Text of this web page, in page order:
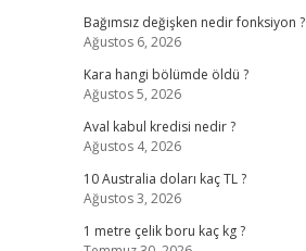
Bağımsız değişken nedir fonksiyon ?
Ağustos 6, 2026
Kara hangi bölümde öldü ?
Ağustos 5, 2026
Aval kabul kredisi nedir ?
Ağustos 4, 2026
10 Australia doları kaç TL ?
Ağustos 3, 2026
1 metre çelik boru kaç kg ?